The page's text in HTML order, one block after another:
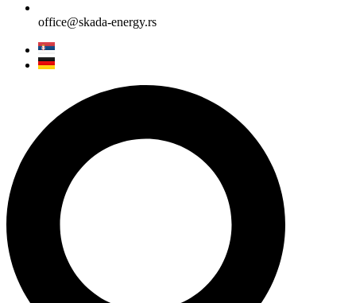
office@skada-energy.rs